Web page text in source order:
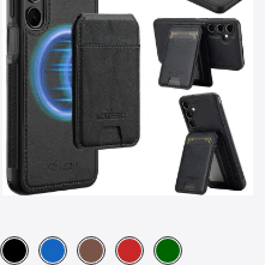
NoirBleuMarronRouge
Vert